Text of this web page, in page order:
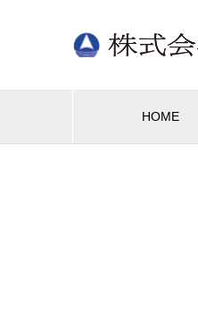
HOME